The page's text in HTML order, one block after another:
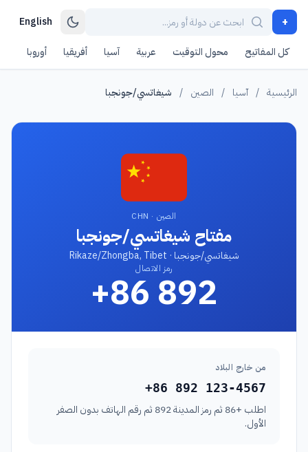
+
English
كل المفاتيح محول التوقيت عربية آسيا أفريقيا أوروبا
الرئيسية / آسيا / الصين / شيغاتسي/جونجبا
الصين · CHN
مفتاح شيغاتسي/جونجبا
شيغاتسي/جونجبا · Rikaze/Zhongba, Tibet
رمز الاتصال
+86 892
من خارج البلاد
+86 892 123-4567
اطلب +86 ثم رمز المدينة 892 ثم رقم الهاتف بدون الصفر
الأول.